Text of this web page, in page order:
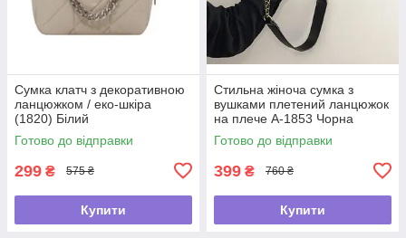
Сумка клатч з декоративною
ланцюжком / еко-шкіра
(1820) Білий
Готово до відправки
299 ₴ 575 ₴
Купити
Стильна жіноча сумка з
вушками плетений ланцюжок
на плече А-1853 Чорна
Готово до відправки
399 ₴ 760 ₴
Купити